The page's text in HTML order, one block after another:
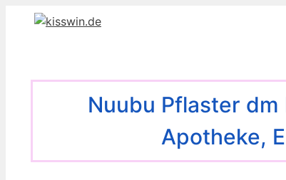
Nuubu Pflaster
Apotheke,